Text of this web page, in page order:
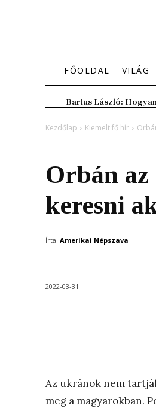
FŐOLDAL VILÁG
Bartus László:
Kezdőlap Kiemelt fő hír
Orbán az
keresni
Írta: Amerikai Népszava
-
2022-03-31
Az ukránok nem
meg a magyarokban.